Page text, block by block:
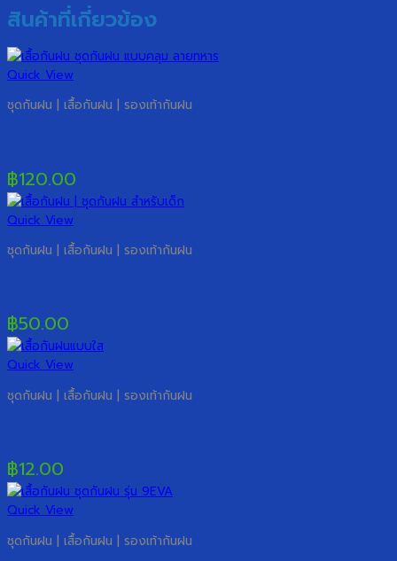
สินค้าที่เกี่ยวข้อง
Quick View
ชุดกันฝน | เสื้อกันฝน | รองเท้ากันฝน
฿120.00
Quick View
ชุดกันฝน | เสื้อกันฝน | รองเท้ากันฝน
฿50.00
Quick View
ชุดกันฝน | เสื้อกันฝน | รองเท้ากันฝน
฿12.00
Quick View
ชุดกันฝน | เสื้อกันฝน | รองเท้ากันฝน